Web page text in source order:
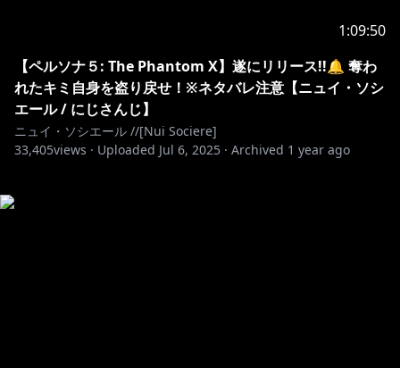
1:09:50
【ペルソナ５: The Phantom X】遂にリリース!!🔔 奪わ
れたキミ自身を盗り戻せ！※ネタバレ注意【ニュイ・ソシ
エール / にじさんじ】
ニュイ・ソシエール //[Nui Sociere]
33,405views · Uploaded Jul 6, 2025 · Archived 1 year ago